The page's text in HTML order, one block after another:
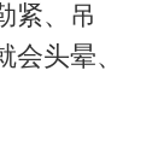
紧、吊
头晕、